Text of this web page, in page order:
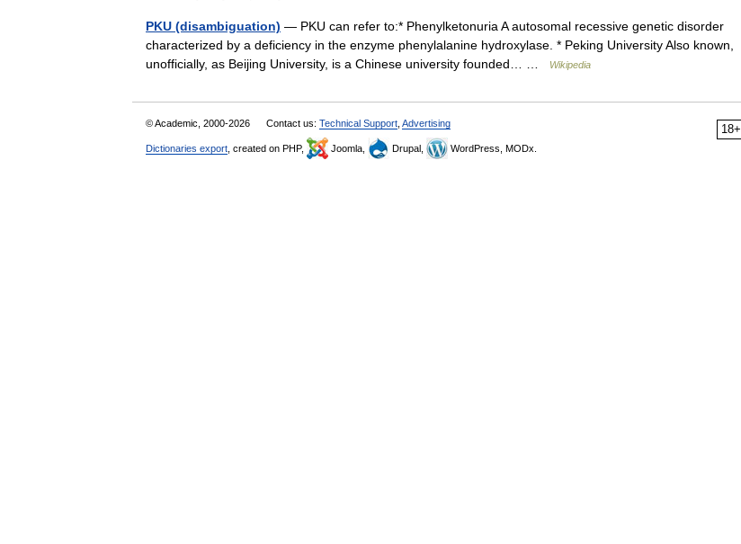
PKU (disambiguation) — PKU can refer to:* Phenylketonuria A autosomal recessive genetic disorder
characterized by a deficiency in the enzyme phenylalanine hydroxylase. * Peking University Also known,
unofficially, as Beijing University, is a Chinese university founded… …
Wikipedia
18+
© Academic, 2000-2026 Contact us: Technical Support Advertising
Dictionaries export , created on PHP, Joomla, Drupal, WordPress, MODx.